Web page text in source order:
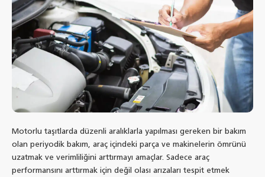
Motorlu taşıtlarda düzenli aralıklarla yapılması gereken bir bakım
olan periyodik bakım, araç içindeki parça ve makinelerin ömrünü
uzatmak ve verimliliğini arttırmayı amaçlar. Sadece araç
performansını arttırmak için değil olası arızaları tespit etmek